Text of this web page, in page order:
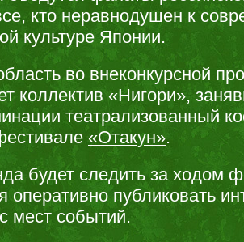
кто неравнодушен к
культуре Японии.
во внеконкурсной
коллектив «Нигори»,
театрализованный
«Отакун».
будет следить за ходом
оперативно публиковать
мест событий.